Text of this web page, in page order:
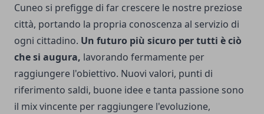
Cuneo si prefigge di far crescere le nostre preziose
città, portando la propria conoscenza al servizio di
ogni cittadino. Un futuro più sicuro per tutti è ciò
che si augura, lavorando fermamente per
raggiungere l'obiettivo. Nuovi valori, punti di
riferimento saldi, buone idee e tanta passione sono
il mix vincente per raggiungere l'evoluzione,